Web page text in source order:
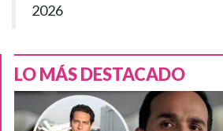
2026
LO MÁS DESTACADO